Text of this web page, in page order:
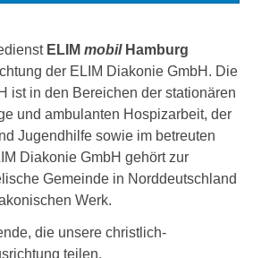
ELIM mobil Hamburg
der ELIM Diakonie GmbH. Die
ist in den Bereichen der stationären
und ambulanten Hospizarbeit, der
Jugendhilfe sowie im betreuten
Diakonie GmbH gehört zur
Gemeinde in Norddeutschland
Werk.
die unsere christlich-
teilen.